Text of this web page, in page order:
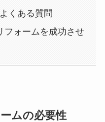
くある質問
フォームを成功させ
ムの必要性